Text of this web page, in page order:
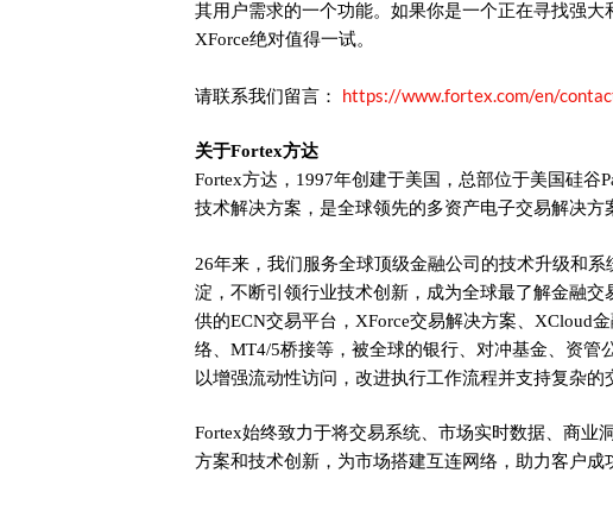
其用户需求的一个功能。如果你是一个正在寻找强大
XForce绝对值得一试。
请联系我们留言： https://www.fortex.com/en/
关于Fortex方达
Fortex方达，1997年创建于美国，总部位于美国硅谷
技术解决方案，是全球领先的多资产电子交易解决方
26年来，我们服务全球顶级金融公司的技术升级和
淀，不断引领行业技术创新，成为全球最了解金融
供的ECN交易平台，XForce交易解决方案、XCloud
络、MT4/5桥接等，被全球的银行、对冲基金、资管
以增强流动性访问，改进执行工作流程并支持复杂的
Fortex始终致力于将交易系统、市场实时数据、商业
方案和技术创新，为市场搭建互连网络，助力客户成